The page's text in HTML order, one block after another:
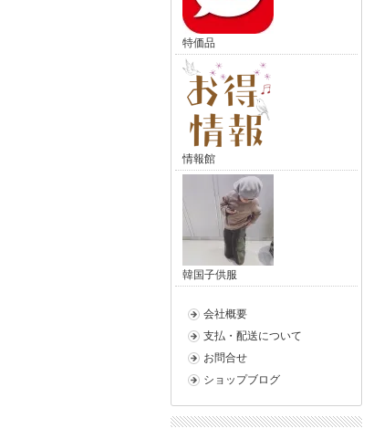
特価品
情報館
韓国子供服
会社概要
支払・配送について
お問合せ
ショップブログ